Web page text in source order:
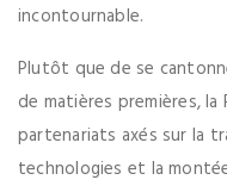
incontournable.
Plutôt que de se
de matières premières,
partenariats axés sur la
technologies et la